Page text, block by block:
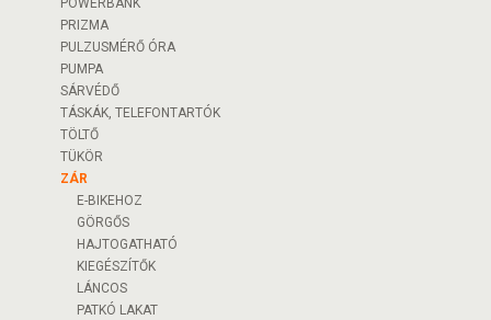
POWERBANK
PRIZMA
PULZUSMÉRŐ ÓRA
PUMPA
SÁRVÉDŐ
TÁSKÁK, TELEFONTARTÓK
TÖLTŐ
TÜKÖR
ZÁR
E-BIKEHOZ
GÖRGŐS
HAJTOGATHATÓ
KIEGÉSZÍTŐK
LÁNCOS
PATKÓ LAKAT